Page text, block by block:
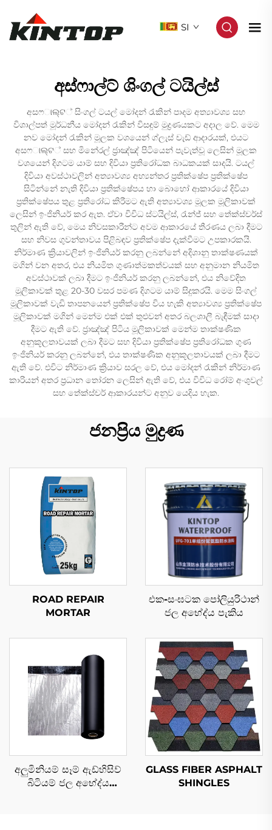
SI
අස්ෆාල්ට් ශිංගල් ටයිල්ස්
අසෆାଲ୍ଟ් සිංගල් ටයල් මෝදන් රැකින් පාදම අත්‍යාවශ්‍ය සහ
විශාල්පත් මූර්ධනීය මෝදන් රැකින් විසඳුම් මුද්‍රණයකට අදාල වේ. මෙම
නව මෝදන් රැකින් මූලක වශයෙන් ග්ලැස් චැඩ් ආදාරයක්, එයට
අසෆାଲ୍ଟ් සහ මිනේරල් ජ්‍රාඤ්ඤ් පිටියෙන් පැවැත්වූ ලෙසින් මූලක
වශයෙන් දිගටම යාම් සහ දිවියා ප්‍රතිරෝධක බාධකයක් සාදයි. ටයල්
දිවියා අවස්ථාවලින් අත්‍යාවශ්‍ය අභ්‍යන්තර ප්‍රතික්ෂේප ප්‍රතික්ෂේප
සිටින්නේ නැති දිවියා ප්‍රතික්ෂේපය හා බොහෝ ආකාරයේ දිවියා
ප්‍රතික්ෂේපය තුළ ප්‍රතිරෝධ කිරීමට ඇති අත්‍යාවශ්‍ය මූලක මූලිකාවක්
ලෙසින් ඉංජිනියර් කර ඇත. ඒවා විවිධ ස්ටයිල්ස්, රැන්ජ් සහ තේක්ස්චර්ස්
තුලින් ඇති වේ, මෙය නිවසකාරීන්ට අවම ආකාරයේ තීරණය ලබා දීමට
සහ නිවස ගුවන්තාවය පිළිබඳව ප්‍රතික්ෂේප දැක්වීමට උපකාරකයි.
නිර්මාණ ක්‍රියාවලින් ඉංජිනියර් කරනු ලබන්නේ අදිශානු තාක්ෂණයක්
මගින් වන අතර, එය නියමිත ගුණාත්මකත්වයක් සහ අනුමාන නියමිත
අවස්ථාවක් ලබා දීමට ඉංජිනියර් කරනු ලබන්නේ, එය නිවේදිත
මූලිකාවක් තුළ 20-30 වසර පමණ දිගටම යාම් සිදුකරයි. මෙම සිංගල්
මූලිකාවක් වැඩි තාපනයෙන් ප්‍රතික්ෂේප විය හැකි අත්‍යාවශ්‍ය ප්‍රතික්ෂේප
මූලිකාවක් මගින් මෙන්ම එක් එක් තුළුවන් අතර බලශාලී බැඳීමක් සාදා
දීමට ඇති වේ. ජ්‍රාඤ්ඤ් පිටිය මූලිකාවක් මෙන්ම තාක්ෂණික
අනුකූලතාවයක් ලබා දීමට සහ දිවියා ප්‍රතික්ෂේප ප්‍රතිරෝධක ගුණ
ඉංජිනියර් කරනු ලබන්නේ, එය තාක්ෂණික අනුකූලතාවයක් ලබා දීමට
ඇති වේ. එවිට නිර්මාණ ක්‍රියාව සරල වේ, එය මෝදන් රැකින් නිර්මාණ
කාරියන් අතර ප්‍රධාන තෝරන ලෙසින් ඇති වේ, එය විවිධ රෝම් අංශුවල්
සහ තේක්ස්චර් ආකාරයන්ට අනුව යෙදිය හැක.
ජනප්‍රිය මුද්‍රණ
ROAD REPAIR
MORTAR
එක-සංඝටක පෝලියුරිථාන්
ජල අභේද්ය පැකිය
අලුමිනියම් සෑම් ඇඩ්හිසිව්
බිටියම් ජල අභේද්ය
GLASS FIBER ASPHALT
SHINGLES